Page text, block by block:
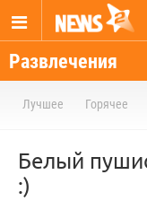
Развлечения
Лучшее Горячее
Белый
:)